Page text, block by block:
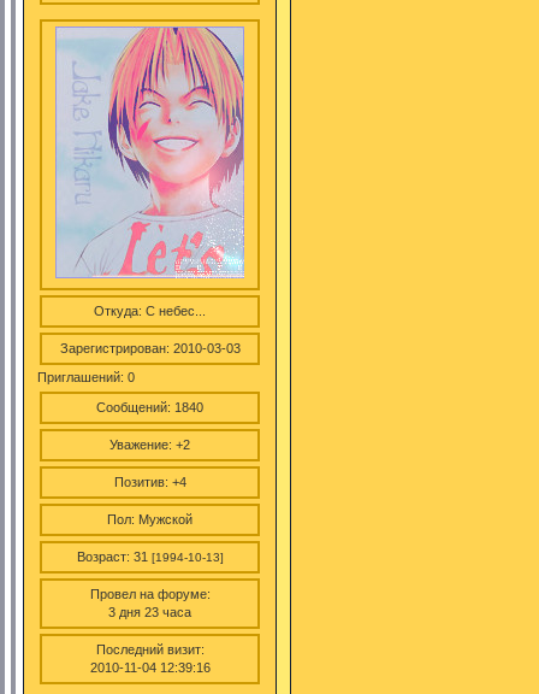
Откуда: С небес...
Зарегистрирован: 2010-03-03
Приглашений: 0
Сообщений: 1840
Уважение: +2
Позитив: +4
Пол: Мужской
Возраст: 31 [1994-10-13]
Провел на форуме:
3 дня 23 часа
Последний визит:
2010-11-04 12:39:16